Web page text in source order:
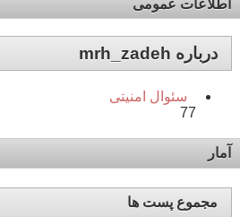
اطلاعات عمومی
درباره mrh_zadeh
سئوال امنیتی
77
آمار
مجموع پست ها